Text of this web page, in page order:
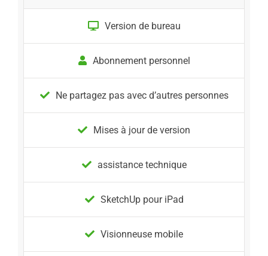
Version de bureau
Abonnement personnel
Ne partagez pas avec d’autres personnes
Mises à jour de version
assistance technique
SketchUp pour iPad
Visionneuse mobile